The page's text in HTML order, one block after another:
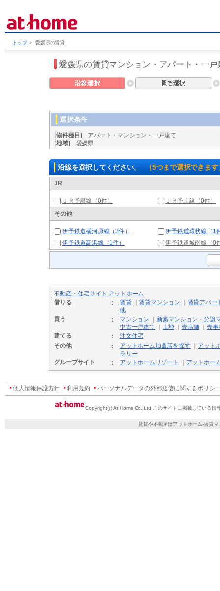
トップ ＞ 愛媛県の賃貸
愛媛県の賃貸マンション・アパート・一戸
選択条件
[物件種目]
アパート・マンション・一戸建て
[地域]
愛媛県
沿線を選択してください。 （5つまで選択できます
JR
ＪＲ予讃線（0件）
ＪＲ予土線（0件）
その他
伊予鉄道横河原線（3件）
伊予鉄道環状線（1
伊予鉄道高浜線（1件）
伊予鉄道城南線（0
不動産・住宅サイト アットホーム
借りる
賃貸 賃貸マンション
賃貸アパー
他
買う
マンション
新築マンション・分譲
中古一戸建て
土地 売店舗
売事
建てる
注文住宅
その他
アットホーム加盟店を探す
アット
ラリー
グループサイト
アットホームリゾート アットホー
個人情報保護方針 利用規約 パーソナルデータの外部送信に関するポリシ
Copyright(c) At Home Co.,Ltd. このサイトに掲載している情
賃貸や不動産はアットホーム-賃貸